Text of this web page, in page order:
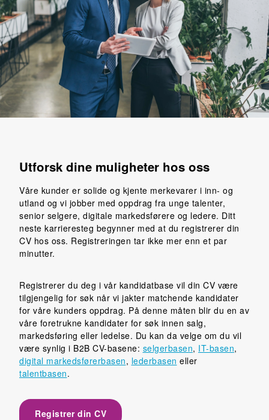
Utforsk dine muligheter hos oss
Våre kunder er solide og kjente merkevarer i inn- og
utland og vi jobber med oppdrag fra unge talenter,
senior selgere, digitale markedsførere og ledere. Ditt
neste karrieresteg begynner med at du registrerer din
CV hos oss. Registreringen tar ikke mer enn et par
minutter.
Registrerer du deg i vår kandidatbase vil din CV være
tilgjengelig for søk når vi jakter matchende kandidater
for våre kunders oppdrag. På denne måten blir du en av
våre foretrukne kandidater for søk innen salg,
markedsføring eller ledelse. Du kan da velge om du vil
være synlig i B2B CV-basene: selgerbasen, IT-basen,
digital markedsførerbasen, lederbasen eller
talentbasen.
Registrer din CV